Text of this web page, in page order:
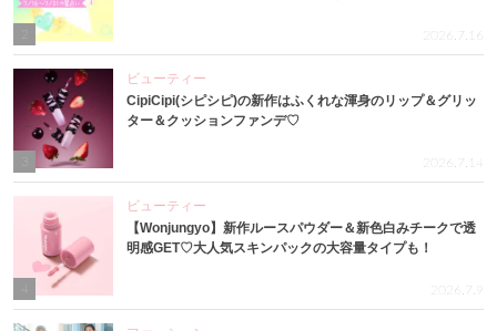
2026.7.16
3
ビューティー
CipiCipi(シピシピ)の新作はふくれな渾身のリップ＆グリッ
ター＆クッションファンデ♡
2026.7.14
4
ビューティー
【Wonjungyo】新作ルースパウダー＆新色白みチークで透
明感GET♡大人気スキンパックの大容量タイプも！
2026.7.9